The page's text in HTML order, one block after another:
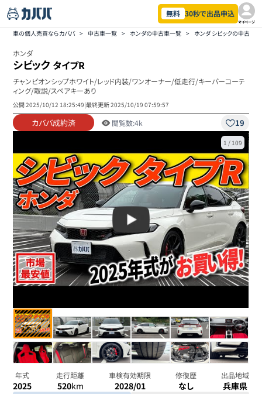
無料 30秒で出品申込
マイページ
車の個人売買ならカババ > 中古車一覧 > ホンダの中古車一覧 > ホンダ シビックの中古車
ホンダ
シビック タイプR
チャンピオンシップホワイト/レッド内装/ワンオーナー/低走行/キーパーコーテ
ィング/取説/スペアキーあり
公開2025/10/12 18:25:49|最終更新2025/10/19 07:59:57
カババ成約済 閲覧数:4k 19
1 / 109
年式
2025
走行距離
520km
車検有効期限
2028/01
修復歴
なし
出品地域
兵庫県